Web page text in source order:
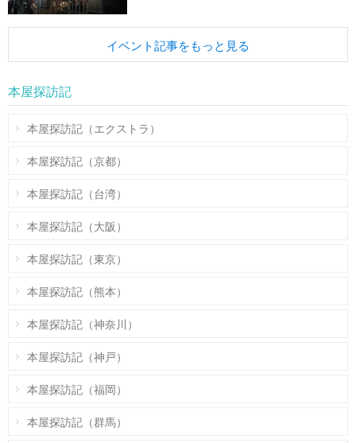
イベント記事をもっと見る
本屋探訪記
本屋探訪記（エクストラ）
本屋探訪記（京都）
本屋探訪記（台湾）
本屋探訪記（大阪）
本屋探訪記（東京）
本屋探訪記（熊本）
本屋探訪記（神奈川）
本屋探訪記（神戸）
本屋探訪記（福岡）
本屋探訪記（群馬）